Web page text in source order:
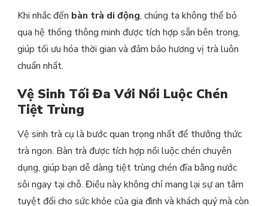
Khi nhắc đến bàn trà di động, chúng ta không thể bỏ
qua hệ thống thông minh được tích hợp sẵn bên trong,
giúp tối ưu hóa thời gian và đảm bảo hương vị trà luôn
chuẩn nhất.
Vệ Sinh Tối Đa Với Nồi Luộc Chén
Tiệt Trùng
Vệ sinh trà cụ là bước quan trọng nhất để thưởng thức
trà ngon. Bàn trà được tích hợp nồi luộc chén chuyên
dụng, giúp bạn dễ dàng tiệt trùng chén đĩa bằng nước
sôi ngay tại chỗ. Điều này không chỉ mang lại sự an tâm
tuyệt đối cho sức khỏe của gia đình và khách quý mà còn